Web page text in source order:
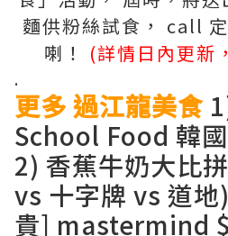
麵供粉絲試食， call
喇！ (詳情日內更
.
更多 過江龍美食
School Food 韓
2) 香蕉牛奶大比
vs 十字牌 vs 道地)
貴] mastermind